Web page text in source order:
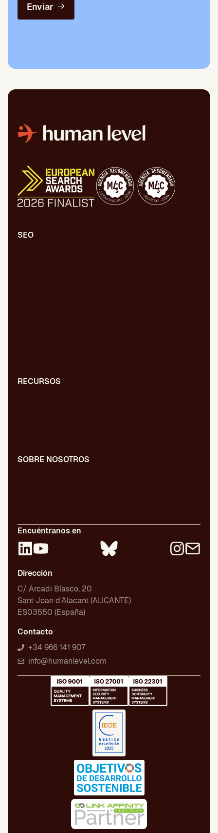
Enviar
SEO
RECURSOS
SOBRE NOSOTROS
Encuéntranos en
Dirección
C/ Arcadi Blasco, 20
Sant Joan d'Alacant (ALICANTE)
ES03550 (España)
Contacto
+34 966 141 907
info@humanlevel.com